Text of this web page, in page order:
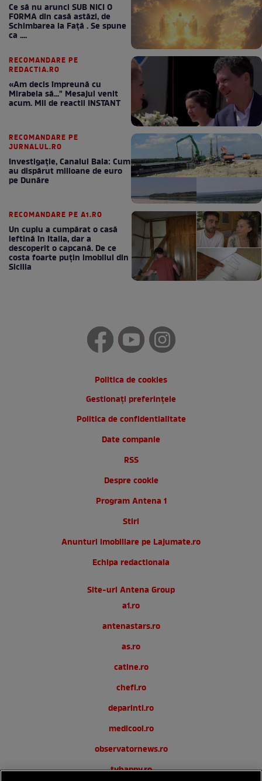
Ce să nu arunci SUB NICI O
FORMA din casă astăzi, de
Schimbarea la Față . Se spune
ca ....
RECOMANDARE PE
REDACTIA.RO
«Am decis împreună cu
Mirabela să..." Mesajul venit
acum. Mii de reactii INSTANT
RECOMANDARE PE
JURNALUL.RO
Investigație, Canalul Bala: Cum
au dispărut milioane de euro
pe Dunăre
RECOMANDARE PE A1.RO
Un cuplu a cumpărat o casă
ieftină în Italia, dar a
descoperit o capcană. De ce
costa foarte puțin imobilul din
Sicilia
Politica de cookies
Gestionați preferințele
Politica de confidentialitate
Date companie
RSS
Despre cookie
Program Antena 1
Stiri
Anunturi imobiliare pe Lajumate.ro
Echipa redactionala
Site-uri Antena Group
a1.ro
antenastars.ro
as.ro
catine.ro
chefi.ro
deparinti.ro
medicool.ro
observatornews.ro
tvhappy.ro